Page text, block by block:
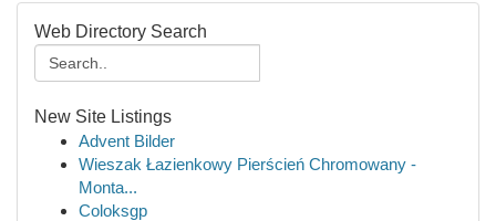
Web Directory Search
New Site Listings
Advent Bilder
Wieszak Łazienkowy Pierścień Chromowany -
Monta...
Coloksgp